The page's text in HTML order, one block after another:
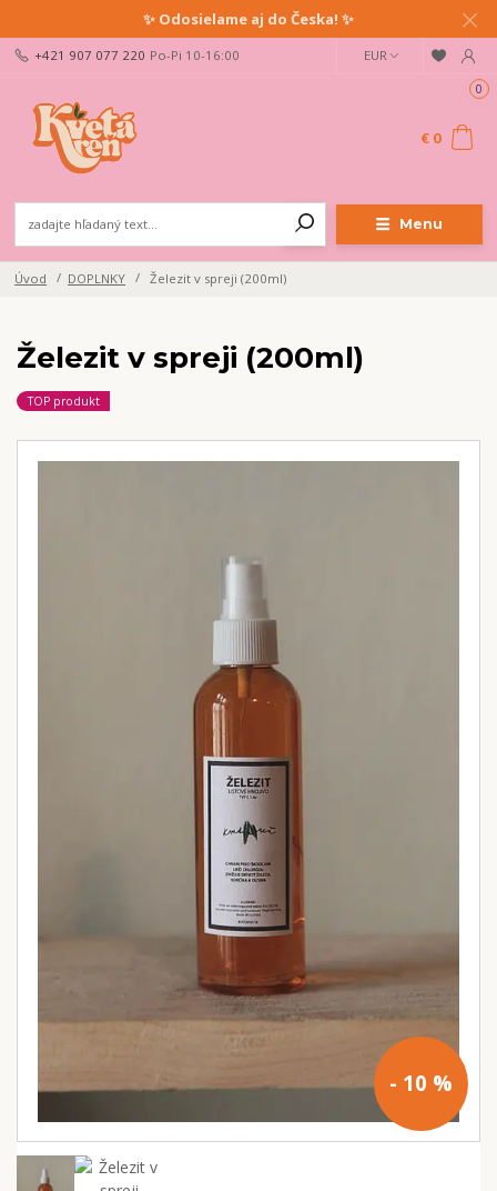
✨ Odosielame aj do Česka! ✨
Menu
EUR
+421 907 077 220 Po-Pi 10-16:00
0
€ 0
Úvod DOPLNKY Železit v spreji (200ml)
Železit v spreji (200ml)
TOP produkt
- 10 %